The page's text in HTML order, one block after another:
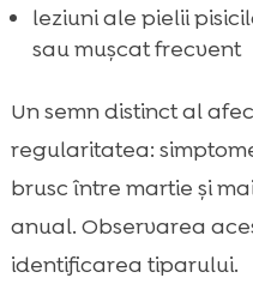
leziuni ale pielii
sau mușcat frecvent
Un semn distinct al
regularitatea:
brusc între martie și
anual. Observarea
identificarea tiparului.